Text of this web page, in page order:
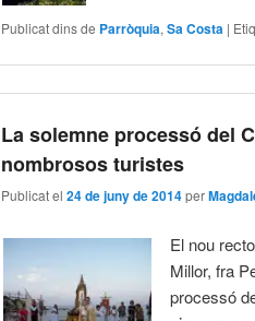
Publicat dins de Parròquia,Sa Costa |
La solemne processó del
nombrosos turistes
Publicat el24 de juny de 2014per
El nou
Millor, fra
processó